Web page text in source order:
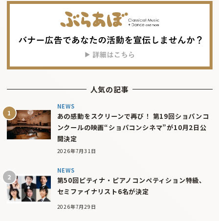
人気の記事
NEWS
あの感動をスクリーンで再び！ 第19回ショパンコ
ンクールの映画“ショパコンシネマ”が10月2日公
開決定
2026年7月31日
NEWS
第50回ピティナ・ピアノコンペティション特級、
セミファイナリスト6名が決定
2026年7月29日